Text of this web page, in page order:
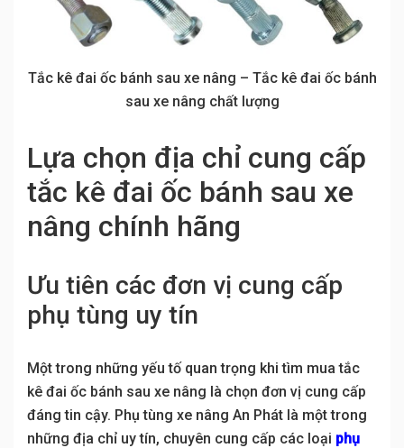
Tắc kê đai ốc bánh sau xe nâng – Tắc kê đai ốc bánh
sau xe nâng chất lượng
Lựa chọn địa chỉ cung cấp
tắc kê đai ốc bánh sau xe
nâng chính hãng
Ưu tiên các đơn vị cung cấp
phụ tùng uy tín
Một trong những yếu tố quan trọng khi tìm mua tắc
kê đai ốc bánh sau xe nâng là chọn đơn vị cung cấp
đáng tin cậy. Phụ tùng xe nâng An Phát là một trong
những địa chỉ uy tín, chuyên cung cấp các loại phụ